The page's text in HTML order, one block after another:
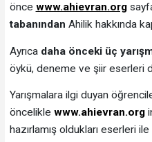
önce www.ahievran.org
tabanından Ahilik hakkında
Ayrıca daha önceki üç
öykü, deneme ve şiir eserleri
Yarışmalara ilgi duyan
öncelikle www.ahievran.org
hazırlamış oldukları eserleri